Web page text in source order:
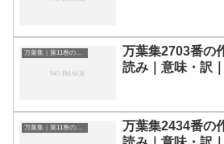
万葉集｜第11巻の和歌一覧
万葉集2703番の
読み｜意味・訳
万葉集｜第11巻の和歌一覧
万葉集2434番の